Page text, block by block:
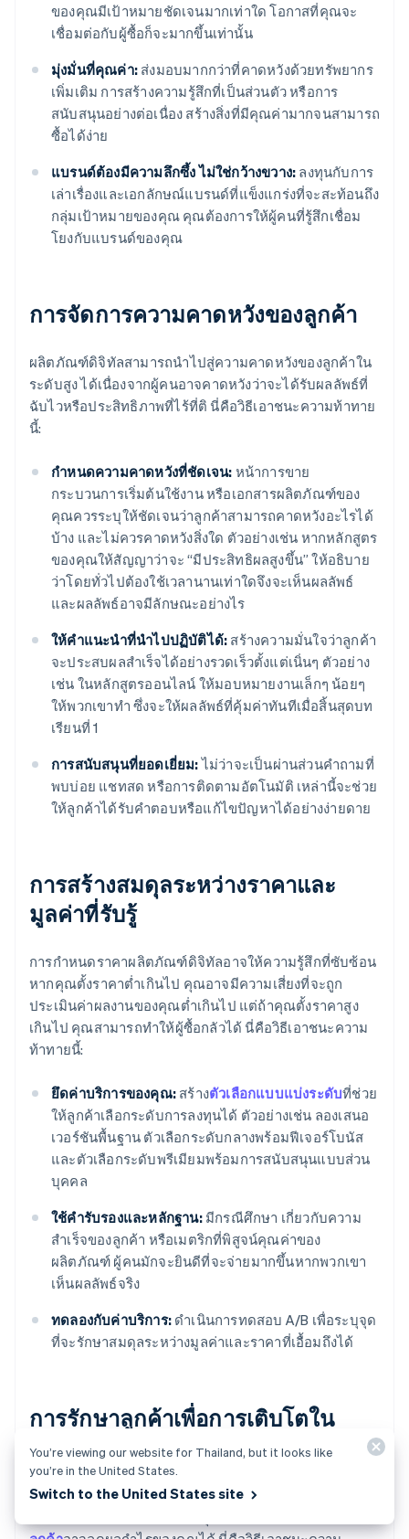
ของคุณมีเป้าหมายชัดเจนมากเท่าใด โอกาสที่คุณจะ
เชื่อมต่อกับผู้ซื้อก็จะมากขึ้นเท่านั้น
มุ่งมั่นที่คุณค่า: ส่งมอบมากกว่าที่คาดหวังด้วยทรัพยากร
เพิ่มเติม การสร้างความรู้สึกที่เป็นส่วนตัว หรือการ
สนับสนุนอย่างต่อเนื่อง สร้างสิ่งที่มีคุณค่ามากจนสามารถ
ซื้อได้ง่าย
แบรนด์ต้องมีความลึกซึ้ง ไม่ใช่กว้างขวาง: ลงทุนกับการ
เล่าเรื่องและเอกลักษณ์แบรนด์ที่แข็งแกร่งที่จะสะท้อนถึง
กลุ่มเป้าหมายของคุณ คุณต้องการให้ผู้คนที่รู้สึกเชื่อม
โยงกับแบรนด์ของคุณ
การจัดการความคาดหวังของลูกค้า
ผลิตภัณฑ์ดิจิทัลสามารถนําไปสู่ความคาดหวังของลูกค้าใน
ระดับสูง ได้เนื่องจากผู้คนอาจคาดหวังว่าจะได้รับผลลัพธ์ที่
ฉับไวหรือประสิทธิภาพที่ไร้ที่ติ นี่คือวิธีเอาชนะความท้าทาย
นี้:
กําหนดความคาดหวังที่ชัดเจน: หน้าการขาย
กระบวนการเริ่มต้นใช้งาน หรือเอกสารผลิตภัณฑ์ของ
คุณควรระบุให้ชัดเจนว่าลูกค้าสามารถคาดหวังอะไรได้
บ้าง และไม่ควรคาดหวังสิ่งใด ตัวอย่างเช่น หากหลักสูตร
ของคุณให้สัญญาว่าจะ “มีประสิทธิผลสูงขึ้น” ให้อธิบาย
ว่าโดยทั่วไปต้องใช้เวลานานเท่าใดจึงจะเห็นผลลัพธ์
และผลลัพธ์อาจมีลักษณะอย่างไร
ให้คําแนะนําที่นําไปปฏิบัติได้: สร้างความมั่นใจว่าลูกค้า
จะประสบผลสำเร็จได้อย่างรวดเร็วตั้งแต่เนิ่นๆ ตัวอย่าง
เช่น ในหลักสูตรออนไลน์ ให้มอบหมายงานเล็กๆ น้อยๆ
ให้พวกเขาทำ ซึ่งจะให้ผลลัพธ์ที่คุ้มค่าทันทีเมื่อสิ้นสุดบท
เรียนที่ 1
การสนับสนุนที่ยอดเยี่ยม:ไม่ว่าจะเป็นผ่านส่วนคำถามที่
พบบ่อย แชทสด หรือการติดตามอัตโนมัติ เหล่านี้จะช่วย
ให้ลูกค้าได้รับคำตอบหรือแก้ไขปัญหาได้อย่างง่ายดาย
การสร้างสมดุลระหว่างราคาและ
มูลค่าที่รับรู้
การกําหนดราคาผลิตภัณฑ์ดิจิทัลอาจให้ความรู้สึกที่ซับซ้อน
หากคุณตั้งราคาต่ำเกินไป คุณอาจมีความเสี่ยงที่จะถูก
ประเมินค่าผลงานของคุณต่ำเกินไป แต่ถ้าคุณตั้งราคาสูง
เกินไป คุณสามารถทําให้ผู้ซื้อกลัวได้ นี่คือวิธีเอาชนะความ
ท้าทายนี้:
ยึดค่าบริการของคุณ: สร้างตัวเลือกแบบแบ่งระดับที่ช่วย
ให้ลูกค้าเลือกระดับการลงทุนได้ ตัวอย่างเช่น ลองเสนอ
เวอร์ชันพื้นฐาน ตัวเลือกระดับกลางพร้อมฟีเจอร์โบนัส
และตัวเลือกระดับพรีเมียมพร้อมการสนับสนุนแบบส่วน
บุคคล
ใช้คํารับรองและหลักฐาน:มีกรณีศึกษา เกี่ยวกับความ
สําเร็จของลูกค้า หรือเมตริกที่พิสูจน์คุณค่าของ
ผลิตภัณฑ์ ผู้คนมักจะยินดีที่จะจ่ายมากขึ้นหากพวกเขา
เห็นผลลัพธ์จริง
ทดลองกับค่าบริการ: ดำเนินการทดสอบ A/B เพื่อระบุจุด
ที่จะรักษาสมดุลระหว่างมูลค่าและราคาที่เอื้อมถึงได้
การรักษาลูกค้าเพื่อการเติบโตใน
ระยะยาว
การหาลูกค้าใหม่นั้นมีค่าใช้จ่ายสูง และหากการสมัคร
You’re viewing our website for Thailand, but it looks like
you’re in the United States.
Switch to the United States site